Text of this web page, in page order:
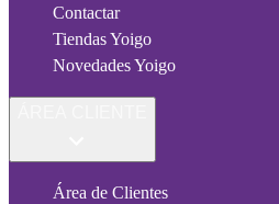
Contactar
Tiendas Yoigo
Novedades Yoigo
Área de Clientes